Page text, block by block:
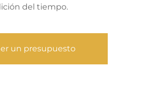
del tiempo.
un presupuesto